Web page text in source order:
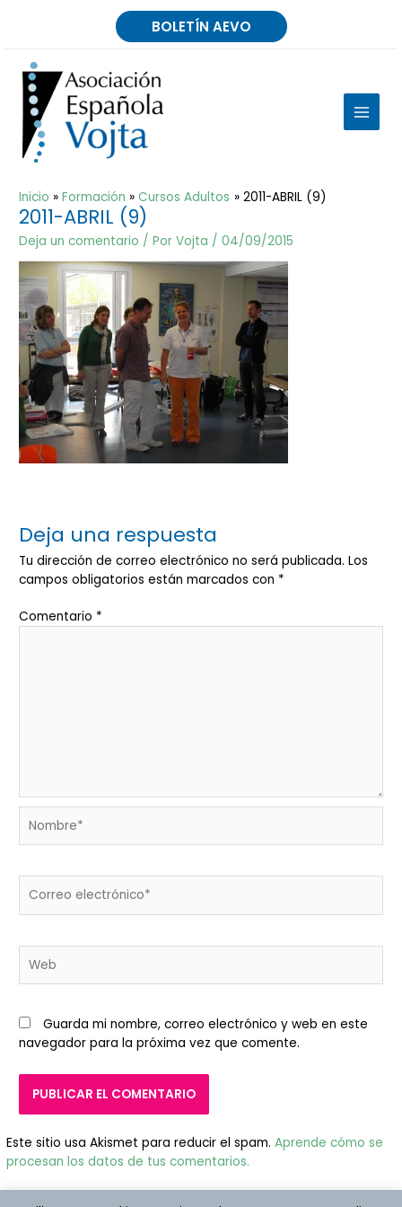
BOLETÍN AEVO
MAIN
Inicio Formación Cursos Adultos 2011-ABRIL (9)
2011-ABRIL (9)
Deja un comentario / PorVojta /04/09/2015
Deja una respuesta
Tu dirección de correo electrónico no será publicada. Los
campos obligatorios están marcados con *
Comentario *
electrónico*
Guarda mi nombre, correo electrónico y web en este
navegador para la próxima vez que comente.
Este sitio usa Akismet para reducir el spam.Aprende cómo se
procesan los datos de tus comentarios.